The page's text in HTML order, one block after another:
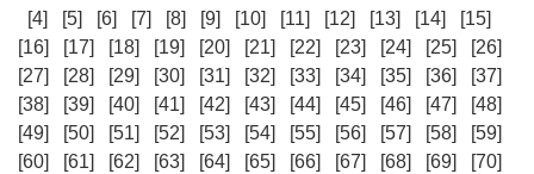
[4]
[5] [6] [7] [8] [9] [10] [11] [12] [13] [14]
[15]
[16]
[17] [18] [19] [20] [21] [22] [23] [24] [25]
[26]
[27]
[28] [29] [30] [31] [32] [33] [34] [35] [36]
[37]
[38]
[39] [40] [41] [42] [43] [44] [45] [46] [47]
[48]
[49]
[50] [51] [52] [53] [54] [55] [56] [57] [58]
[59]
[60]
[61] [62] [63] [64] [65] [66] [67] [68] [69]
[70]